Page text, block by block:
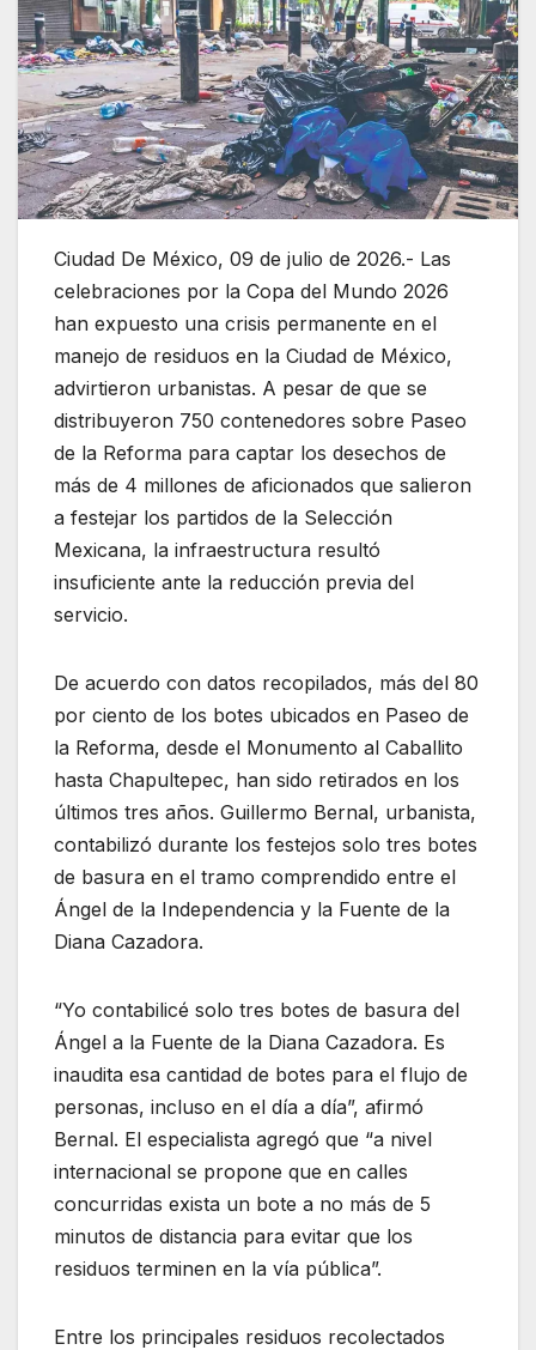
Ciudad De México, 09 de julio de 2026.- Las
celebraciones por la Copa del Mundo 2026
han expuesto una crisis permanente en el
manejo de residuos en la Ciudad de México,
advirtieron urbanistas. A pesar de que se
distribuyeron 750 contenedores sobre Paseo
de la Reforma para captar los desechos de
más de 4 millones de aficionados que salieron
a festejar los partidos de la Selección
Mexicana, la infraestructura resultó
insuficiente ante la reducción previa del
servicio.
De acuerdo con datos recopilados, más del 80
por ciento de los botes ubicados en Paseo de
la Reforma, desde el Monumento al Caballito
hasta Chapultepec, han sido retirados en los
últimos tres años. Guillermo Bernal, urbanista,
contabilizó durante los festejos solo tres botes
de basura en el tramo comprendido entre el
Ángel de la Independencia y la Fuente de la
Diana Cazadora.
“Yo contabilicé solo tres botes de basura del
Ángel a la Fuente de la Diana Cazadora. Es
inaudita esa cantidad de botes para el flujo de
personas, incluso en el día a día”, afirmó
Bernal. El especialista agregó que “a nivel
internacional se propone que en calles
concurridas exista un bote a no más de 5
minutos de distancia para evitar que los
residuos terminen en la vía pública”.
Entre los principales residuos recolectados